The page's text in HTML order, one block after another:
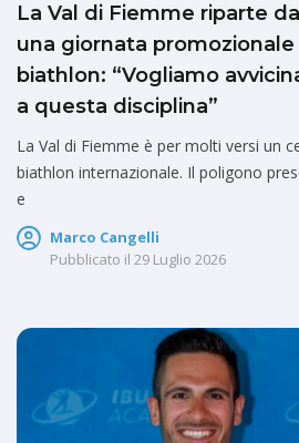
La Val di Fiemme riparte
una giornata promozionale
biathlon: “Vogliamo
a questa disciplina”
La Val di Fiemme è per molti versi un
biathlon internazionale. Il poligono
e
Marco Cangelli
Pubblicato il 29 Luglio 2026